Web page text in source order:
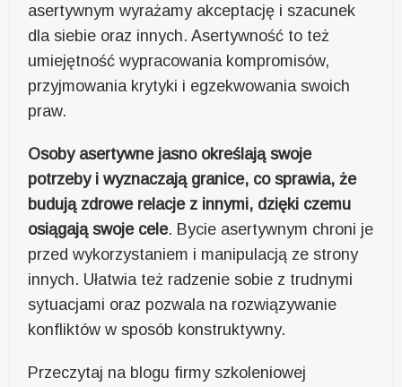
asertywnym wyrażamy akceptację i szacunek
dla siebie oraz innych. Asertywność to też
umiejętność wypracowania kompromisów,
przyjmowania krytyki i egzekwowania swoich
praw.
Osoby asertywne jasno określają swoje
potrzeby i wyznaczają granice, co sprawia, że
budują zdrowe relacje z innymi, dzięki czemu
osiągają swoje cele. Bycie asertywnym chroni je
przed wykorzystaniem i manipulacją ze strony
innych. Ułatwia też radzenie sobie z trudnymi
sytuacjami oraz pozwala na rozwiązywanie
konfliktów w sposób konstruktywny.
Przeczytaj na blogu firmy szkoleniowej